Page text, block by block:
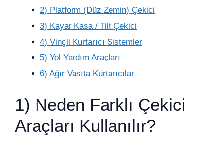
2) Platform (Düz Zemin) Çekici
3) Kayar Kasa / Tilt Çekici
4) Vinçli Kurtarıcı Sistemler
5) Yol Yardım Araçları
6) Ağır Vasıta Kurtarıcılar
1) Neden Farklı Çekici
Araçları Kullanılır?